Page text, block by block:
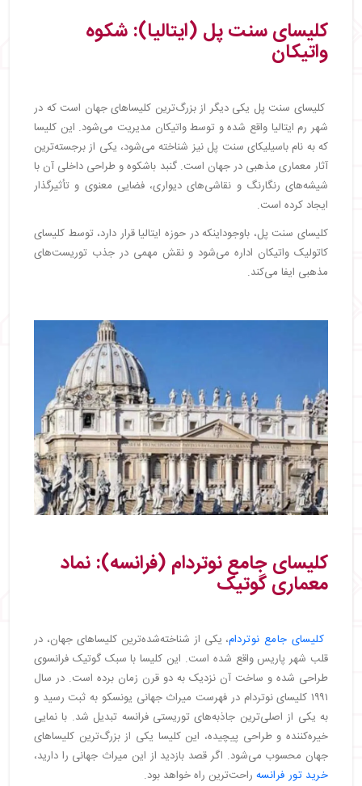
کلیسای سنت پل (ایتالیا): شکوه
واتیکان
کلیسای سنت پل یکی دیگر از بزرگ‌ترین کلیساهای جهان است که در
شهر رم ایتالیا واقع شده و توسط واتیکان مدیریت می‌شود. این کلیسا
که به نام باسیلیکای سنت پل نیز شناخته می‌شود، یکی از برجسته‌ترین
آثار معماری مذهبی در جهان است. گنبد باشکوه و طراحی داخلی آن با
شیشه‌های رنگارنگ و نقاشی‌های دیواری، فضایی معنوی و تأثیرگذار
ایجاد کرده است.
کلیسای سنت پل، باوجوداینکه در حوزه ایتالیا قرار دارد، توسط کلیسای
کاتولیک واتیکان اداره می‌شود و نقش مهمی در جذب توریست‌های
مذهبی ایفا می‌کند.
کلیسای جامع نوتردام (فرانسه): نماد
معماری گوتیک
کلیسای جامع نوتردام، یکی از شناخته‌شده‌ترین کلیساهای جهان، در
قلب شهر پاریس واقع شده است. این کلیسا با سبک گوتیک فرانسوی
طراحی شده و ساخت آن نزدیک به دو قرن زمان برده است. در سال
۱۹۹۱ کلیسای نوتردام در فهرست میراث جهانی یونسکو به ثبت رسید و
به یکی از اصلی‌ترین جاذبه‌های توریستی فرانسه تبدیل شد. با نمایی
خیره‌کننده و طراحی پیچیده، این کلیسا یکی از بزرگ‌ترین کلیساهای
جهان محسوب می‌شود. اگر قصد بازدید از این میراث جهانی را دارید،
خرید تور فرانسهراحت‌ترین راه خواهد بود.